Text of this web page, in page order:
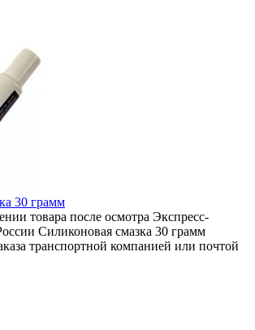
30 грамм
товара после осмотра Экспресс-
Силиконовая смазка 30 грамм
транспортной компанией или почтой